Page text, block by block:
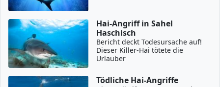
Hai-Angriff in Sahel
Haschisch
Bericht deckt Todesursache auf!
Dieser Killer-Hai tötete die
Urlauber
Tödliche Hai-Angriffe